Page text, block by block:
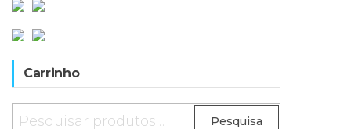
Carrinho
Pesquisar
Pesquisa